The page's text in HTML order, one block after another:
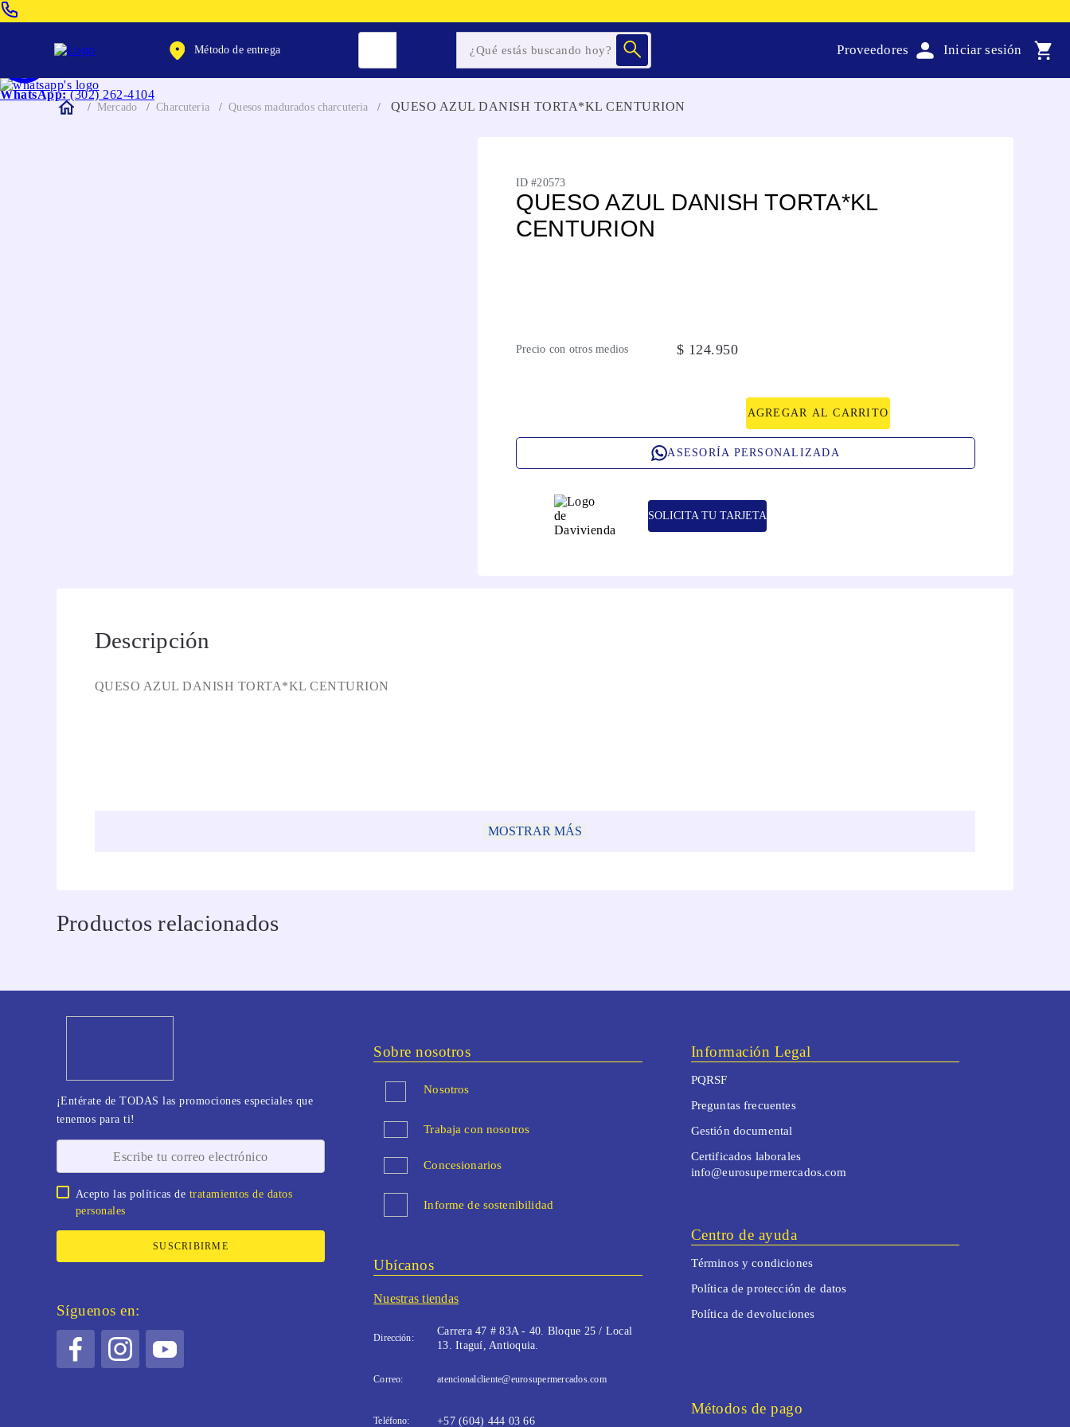
WhatsApp: (302) 262-4104
Método de entrega Proveedores
Mercado Charcuteria Quesos madurados charcuteria QUESO AZUL DANISH TORTA*KL CENTURION
ID #20573
QUESO AZUL DANISH TORTA*KL
CENTURION
Precio con otros medios $ 124.950
AGREGAR AL CARRITO
ASESORÍA PERSONALIZADA
SOLICITA TU TARJETA
Descripción
QUESO AZUL DANISH TORTA*KL CENTURION
MOSTRAR MÁS
Productos relacionados
¡Entérate de TODAS las promociones especiales que
tenemos para ti!
Acepto las políticas de tratamientos de datos
personales
SUSCRIBIRME
Síguenos en:
Sobre nosotros
Nosotros
Trabaja con nosotros
Concesionarios
Informe de sostenibilidad
Ubícanos
Nuestras tiendas
Dirección:
Carrera 47 # 83A - 40. Bloque 25 / Local
13. Itaguí, Antioquia.
Correo: atencionalcliente@eurosupermercados.com
Teléfono: +57 (604) 444 03 66
Información Legal
PQRSF
Preguntas frecuentes
Gestión documental
Certificados laborales
info@eurosupermercados.com
Centro de ayuda
Términos y condiciones
Política de protección de datos
Política de devoluciones
Métodos de pago